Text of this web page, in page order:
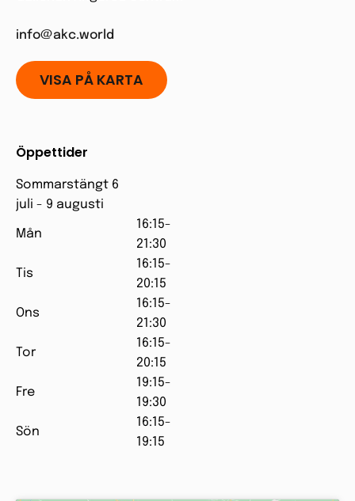
info@akc.world
VISA PÅ KARTA
Öppettider
Sommarstängt 6
juli - 9 augusti
Mån
16:15-
21:30
Tis
16:15-
20:15
Ons
16:15-
21:30
Tor
16:15-
20:15
Fre
19:15-
19:30
Sön
16:15-
19:15